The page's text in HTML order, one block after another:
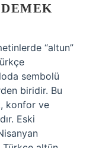
“altun”
sembolü
biridir. Bu
konfor ve
Eski